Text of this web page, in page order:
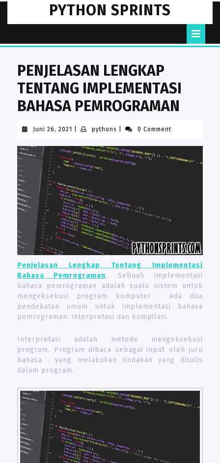
content
PYTHON SPRINTS
PENJELASAN LENGKAP
TENTANG IMPLEMENTASI
BAHASA PEMROGRAMAN
Juni 26, 2021
Juni
2021
pythons pythons0 Comment
Penjelasan Lengkap Tentang Implementasi
Bahasa Pemrograman, Sebuah implementasi
bahasa pemrograman adalah suatu sistem untuk
mengeksekusi program komputer . Ada dua
pendekatan umum untuk implementasi bahasa
pemrograman: interpretasi dan kompilasi.
Interpretasi adalah metode mengeksekusi
program. Program dibaca sebagai input oleh juru
bahasa , yang melakukan tindakan yang ditulis
dalam program.